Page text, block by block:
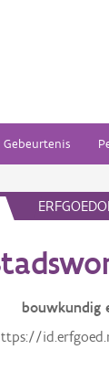
Gebeurtenis
bouwkundig